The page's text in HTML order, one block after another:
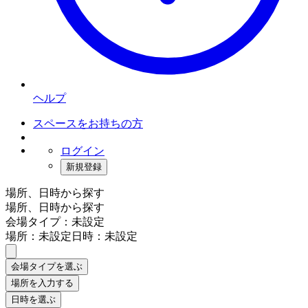
ヘルプ
スペースをお持ちの方
ログイン
新規登録
場所、日時から探す
場所、日時から探す
会場タイプ：未設定
場所：未設定日時：未設定
会場タイプを選ぶ
場所を入力する
日時を選ぶ